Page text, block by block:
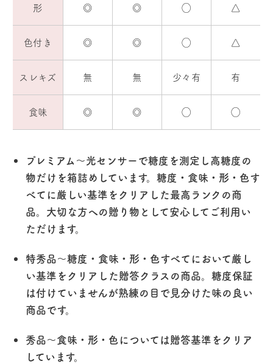
形 ◎ ◎ ◯ △
色付き ◎ ◎ ◯ △
スレキズ 無 無 少々有 有
食味 ◎ ◎ ◯ ◯
プレミアム〜光センサーで糖度を測定し高糖度の
物だけを箱詰めしています。糖度・食味・形・色す
べてに厳しい基準をクリアした最高ランクの商
品。大切な方への贈り物として安心してご利用い
ただけます。
特秀品〜糖度・食味・形・色すべてにおいて厳し
い基準をクリアした贈答クラスの商品。糖度保証
は付けていませんが熟練の目で見分けた味の良い
商品です。
秀品〜食味・形・色については贈答基準をクリア
しています。